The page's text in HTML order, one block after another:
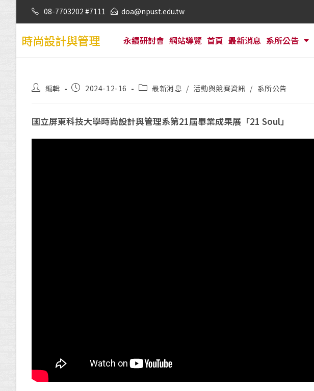
08-7703202 #7111 doa@npust.edu.tw
時尚設計與管理 永續研討會 網站導覽 首頁 最新消息 系所公告
編輯 2024-12-16 最新消息 / 活動與競賽資訊 / 系所公告
國立屏東科技大學時尚設計與管理系第21屆畢業成果展「21 Soul」